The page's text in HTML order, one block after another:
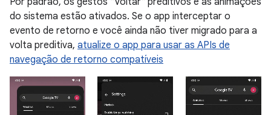
do sistema estão ativados. Se o app interceptar o
evento de retorno e você ainda não tiver migrado para a
volta preditiva, atualize o app para usar as APIs de
navegação de retorno compatíveis